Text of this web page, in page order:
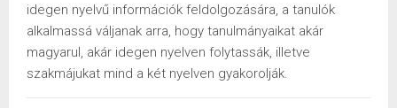
idegen nyelvű információk feldolgozására, a tanulók
alkalmassá váljanak arra, hogy tanulmányaikat akár
magyarul, akár idegen nyelven folytassák, illetve
szakmájukat mind a két nyelven gyakorolják.